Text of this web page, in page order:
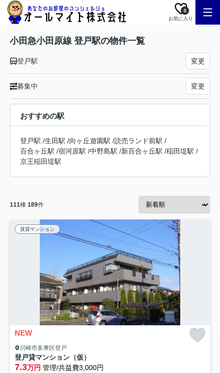
お気に入り
0
小田急小田原線 登戸駅の物件一覧
登戸駅 変更
募集中 変更
おすすめの駅
登戸駅 /生田駅 /向ヶ丘遊園駅 /読売ランド前駅 /
百合ヶ丘駅 /宿河原駅 /中野島駅 /新百合ヶ丘駅 /稲田堤駅 /
京王稲田堤駅
111棟 189件
賃貸マンション
NEW
川崎市多摩区登戸
登戸貸マンション（仮）
7.3万円 管理/共益費3,000円